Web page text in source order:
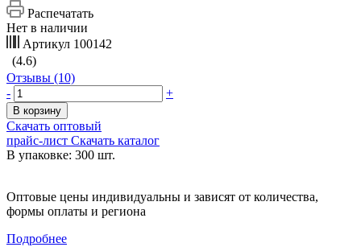
Распечатать
Нет в наличии
Артикул 100142
(4.6)
Отзывы (10)
-
+
В корзину
Скачать оптовый
прайс-лист Скачать каталог
В упаковке: 300 шт.
Оптовые цены индивидуальны и зависят от количества,
формы оплаты и региона
Подробнее